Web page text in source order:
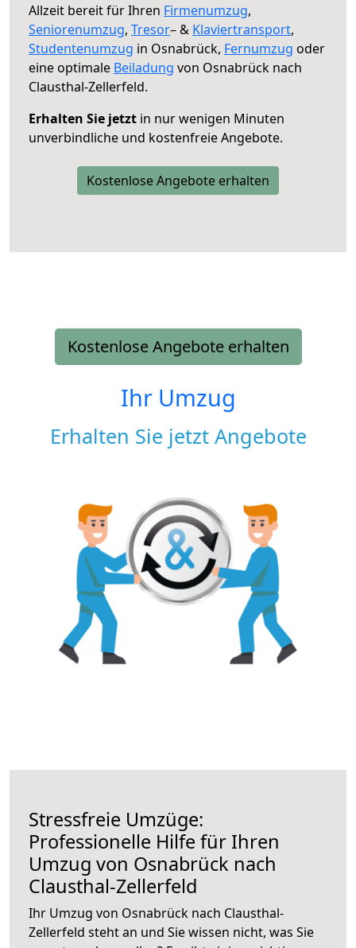
Allzeit bereit für Ihren Firmenumzug,
Seniorenumzug, Tresor– & Klaviertransport,
Studentenumzug in Osnabrück, Fernumzug oder
eine optimale Beiladung von Osnabrück nach
Clausthal-Zellerfeld.
Erhalten Sie jetzt in nur wenigen Minuten
unverbindliche und kostenfreie Angebote.
Kostenlose Angebote erhalten
Kostenlose Angebote erhalten
Ihr Umzug
Erhalten Sie jetzt Angebote
Stressfreie Umzüge:
Professionelle Hilfe für Ihren
Umzug von Osnabrück nach
Clausthal-Zellerfeld
Ihr Umzug von Osnabrück nach Clausthal-
Zellerfeld steht an und Sie wissen nicht, was Sie